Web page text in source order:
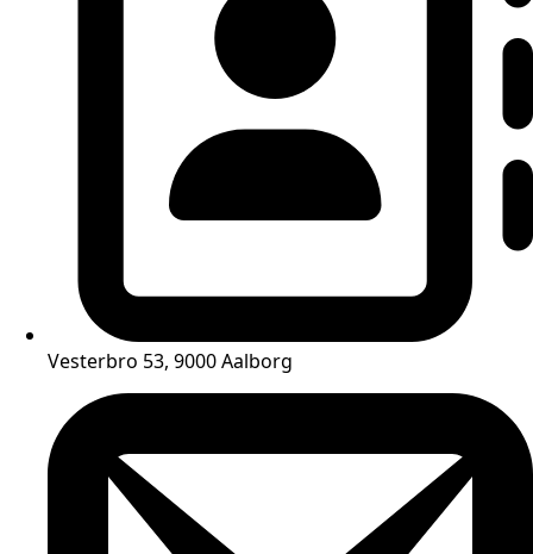
Vesterbro 53, 9000 Aalborg